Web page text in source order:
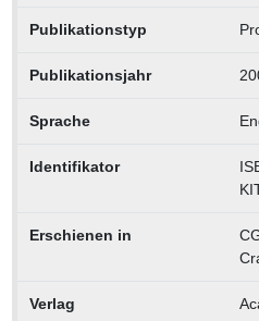
Publikationstyp
Publikationsjahr
Sprache
Identifikator
Erschienen in
Verlag